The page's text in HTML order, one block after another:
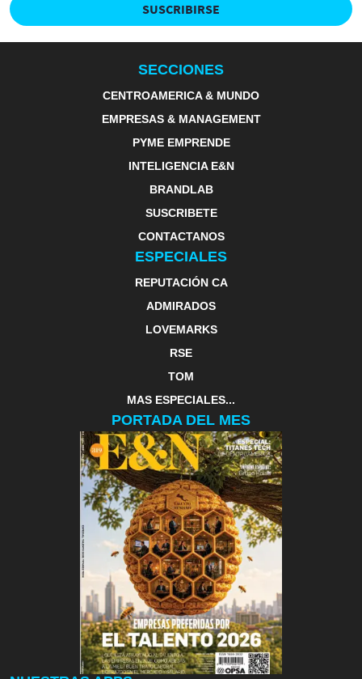
SUSCRIBIRSE
SECCIONES
CENTROAMERICA & MUNDO
EMPRESAS & MANAGEMENT
PYME EMPRENDE
INTELIGENCIA E&N
BRANDLAB
SUSCRIBETE
CONTACTANOS
ESPECIALES
REPUTACIÓN CA
ADMIRADOS
LOVEMARKS
RSE
TOM
MAS ESPECIALES...
PORTADA DEL MES